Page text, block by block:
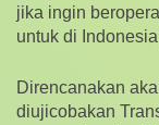
jika ingin
untuk di
Direncanakan
diujicobakan